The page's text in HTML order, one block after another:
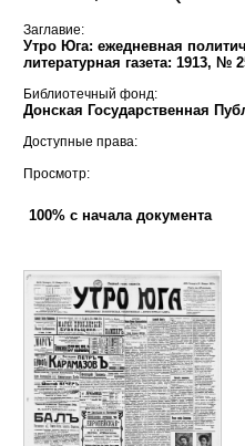
Заглавие:
Утро Юга: ежедневная
литературная газета: 1913, №
Библиотечный фонд:
Донская Государственная
Доступные права:
Просмотр:
100% с начала документа